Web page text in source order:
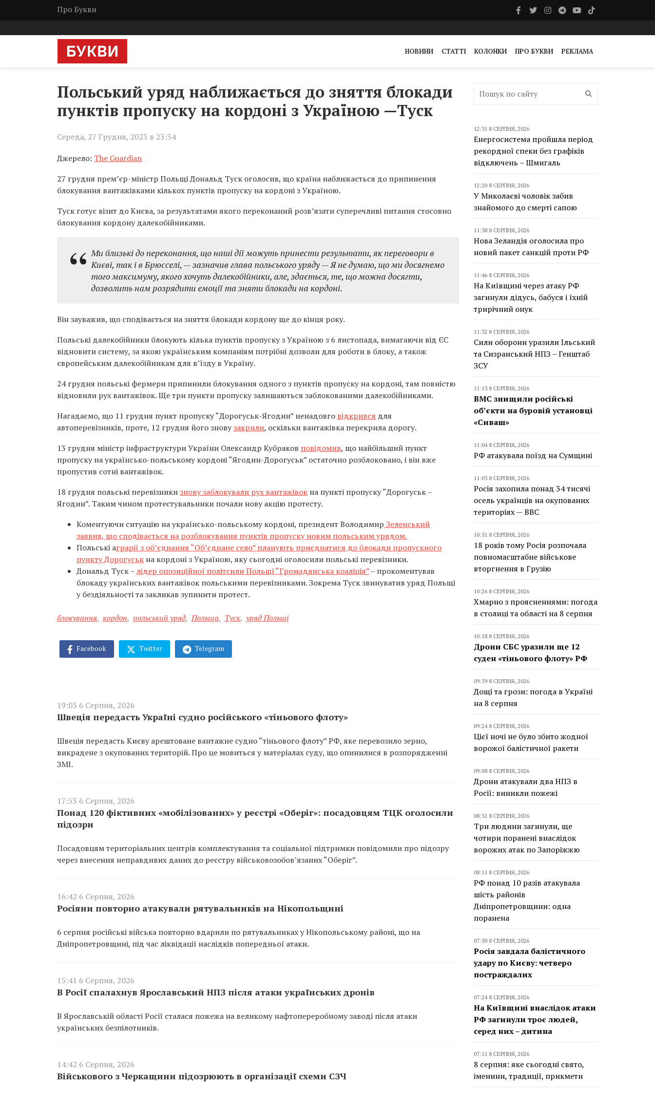
Про Букви
НОВИНИ СТАТТІ КОЛОНКИ ПРО БУКВИ РЕКЛАМА
Польський уряд наближається до зняття блокади
пунктів пропуску на кордоні з Україною —Туск
Середа, 27 Грудня, 2023 в 23:34
Джерело: The Guardian
27 грудня прем’єр-міністр Польщі Дональд Туск оголосив, що країна наближається до припинення
блокування вантажівками кількох пунктів пропуску на кордоні з Україною.
Туск готує візит до Києва, за результатами якого переконаний розв’язати суперечливі питання стосовно
блокування кордону далекобійниками.
Ми близькі до переконання, що наші дії можуть принести результати, як переговори в
Києві, так і в Брюсселі, — зазначив глава польського уряду — Я не думаю, що ми досягнемо
того максимуму, якого хочуть далекобійники, але, здається, те, що можна досягти,
дозволить нам розрядити емоції та зняти блокади на кордоні.
Він зауважив, що сподівається на зняття блокади кордону ще до кінця року.
Польські далекобійники блокують кілька пунктів пропуску з Україною з 6 листопада, вимагаючи від ЄС
відновити систему, за якою українським компаніям потрібні дозволи для роботи в блоку, а також
європейським далекобійникам для в’їзду в Україну.
24 грудня польські фермери припинили блокування одного з пунктів пропуску на кордоні, там повністю
відновили рух вантажівок. Ще три пункти пропуску залишаються заблокованими далекобійниками.
Нагадаємо, що 11 грудня пункт пропуску “Дорогуськ-Ягодин” ненадовго відкрився для
автоперевізників, проте, 12 грудня його зновузакрили, оскільки вантажівка перекрила дорогу.
13 грудня міністр інфраструктури України Олександр Кубраков повідомив, що найбільший пункт
пропуску на українсько-польському кордоні “Ягодин-Дорогуськ” остаточно розблоковано, і він вже
пропустив сотні вантажівок.
18 грудня польські перевізникизнову заблокували рух вантажівок на пункті пропуску “Дорогуськ –
Ягодин”. Таким чином протестувальники почали нову акцію протесту.
Коментуючи ситуацію на українсько-польському кордоні, президент Володимир Зеленський
заявив, що сподівається на розблокування пунктів пропуску новим польським урядом.
Польські аграрії з об’єднання “Об’єднане село” планують приєднатися до блокади пропускного
пункту Дорогуськ на кордоні з Україною, яку сьогодні оголосили польські перевізники.
Дональд Туск –лідер опозиційної політсили Польщі “Громадянська коаліція”– прокоментував
блокаду українських вантажівок польськими перевізниками. Зокрема Туск звинуватив уряд Польщі
у бездіяльності та закликав зупинити протест.
блокування, кордон, польський уряд, Польща, Туск, уряд Польщі
Facebook Twitter Telegram
19:03 6 Серпня, 2026
Швеція передасть Україні судно російського «тіньового флоту»
Швеція передасть Києву арештоване вантажне судно “тіньового флоту” РФ, яке перевозило зерно,
викрадене з окупованих територій. Про це мовиться у матеріалах суду, що опинилися в розпорядженні
ЗМІ.
17:53 6 Серпня, 2026
Понад 120 фіктивних «мобілізованих» у реєстрі «Оберіг»: посадовцям ТЦК оголосили
підозри
Посадовцям територіальних центрів комплектування та соціальної підтримки повідомили про підозру
через внесення неправдивих даних до реєстру військовозобов’язаних “Оберіг”.
16:42 6 Серпня, 2026
Росіяни повторно атакували рятувальників на Нікопольщині
6 серпня російські війська повторно вдарили по рятувальниках у Нікопольському районі, що на
Дніпропетровщині, під час ліквідації наслідків попередньої атаки.
15:41 6 Серпня, 2026
В Росії спалахнув Ярославський НПЗ після атаки українських дронів
В Ярославській області Росії сталася пожежа на великому нафтопереробному заводі після атаки
українських безпілотників.
14:42 6 Серпня, 2026
Військового з Черкащини підозрюють в організації схеми СЗЧ
12:31 8 СЕРПНЯ, 2026
Енергосистема пройшла період
рекордної спеки без графіків
відключень – Шмигаль
12:20 8 СЕРПНЯ, 2026
У Миколаєві чоловік забив
знайомого до смерті сапою
11:58 8 СЕРПНЯ, 2026
Нова Зеландія оголосила про
новий пакет санкцій проти РФ
11:46 8 СЕРПНЯ, 2026
На Київщині через атаку РФ
загинули дідусь, бабуся і їхній
трирічний онук
11:32 8 СЕРПНЯ, 2026
Сили оборони уразили Ільський
та Сизранський НПЗ – Генштаб
ЗСУ
11:13 8 СЕРПНЯ, 2026
ВМС знищили російські
об’єкти на буровій установці
«Сиваш»
11:04 8 СЕРПНЯ, 2026
РФ атакувала поїзд на Сумщині
11:03 8 СЕРПНЯ, 2026
Росія захопила понад 34 тисячі
осель українців на окупованих
територіях — BBC
10:51 8 СЕРПНЯ, 2026
18 років тому Росія розпочала
повномасштабне військове
вторгнення в Грузію
10:26 8 СЕРПНЯ, 2026
Хмарно з проясненнями: погода
в столиці та області на 8 серпня
10:18 8 СЕРПНЯ, 2026
Дрони СБС уразили ще 12
суден «тіньового флоту» РФ
09:39 8 СЕРПНЯ, 2026
Дощі та грози: погода в Україні
на 8 серпня
09:24 8 СЕРПНЯ, 2026
Цієї ночі не було збито жодної
ворожої балістичної ракети
09:08 8 СЕРПНЯ, 2026
Дрони атакували два НПЗ в
Росії: виникли пожежі
08:31 8 СЕРПНЯ, 2026
Три людини загинули, ще
чотири поранені внаслідок
ворожих атак по Запоріжжю
08:11 8 СЕРПНЯ, 2026
РФ понад 10 разів атакувала
шість районів
Дніпропетровщини: одна
поранена
07:50 8 СЕРПНЯ, 2026
Росія завдала балістичного
удару по Києву: четверо
постраждалих
07:24 8 СЕРПНЯ, 2026
На Київщині внаслідок атаки
РФ загинули троє людей,
серед них – дитина
07:11 8 СЕРПНЯ, 2026
8 серпня: яке сьогодні свято,
іменини, традиції, прикмети